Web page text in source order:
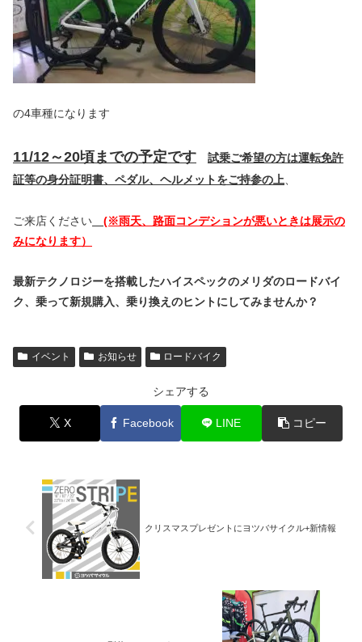
の4車種になります
11/12～20頃までの予定です
試乗ご希望の方は運転免許
証等の身分証明書、ペダル、ヘルメットをご持参の上、
ご来店ください
(※雨天、路面コンデションが悪いときは展示の
みになります）
最新テクノロジーを搭載したハイスペックのメリダのロードバイ
ク、乗って新規購入、乗り換えのヒントにしてみませんか？
イベント お知らせ ロードバイク
シェアする
X Facebook LINE コピー
クリスマスプレゼントにヨツバサイクル+新情報